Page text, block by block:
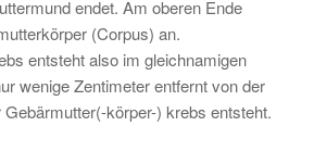
endet. Am oberen Ende
(Corpus) an.
entsteht also im gleichnamigen
wenige Zentimeter entfernt von der
körper-) krebs entsteht.